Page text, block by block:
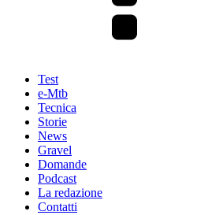
Test
e-Mtb
Tecnica
Storie
News
Gravel
Domande
Podcast
La redazione
Contatti